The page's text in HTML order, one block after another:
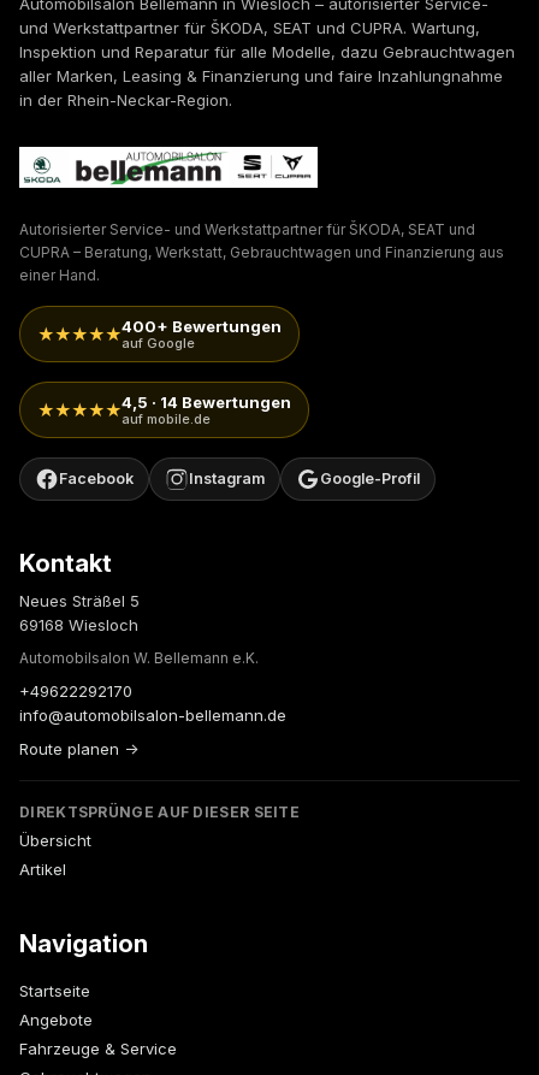
und Werkstattpartner für ŠKODA, SEAT und CUPRA. Wartung,
Inspektion und Reparatur für alle Modelle, dazu Gebrauchtwagen
aller Marken, Leasing & Finanzierung und faire Inzahlungnahme
in der Rhein-Neckar-Region.
Autorisierter Service- und Werkstattpartner für ŠKODA, SEAT und
CUPRA – Beratung, Werkstatt, Gebrauchtwagen und Finanzierung aus
einer Hand.
★★★★★400+ Bewertungen
auf Google
★★★★★4,5 · 14 Bewertungen
auf mobile.de
Facebook Instagram Google-Profil
Kontakt
Neues Sträßel 5
69168 Wiesloch
Automobilsalon W. Bellemann e.K.
+49622292170
info@automobilsalon-bellemann.de
Route planen →
DIREKTSPRÜNGE AUF DIESER SEITE
Übersicht
Artikel
Navigation
Startseite
Angebote
Fahrzeuge & Service